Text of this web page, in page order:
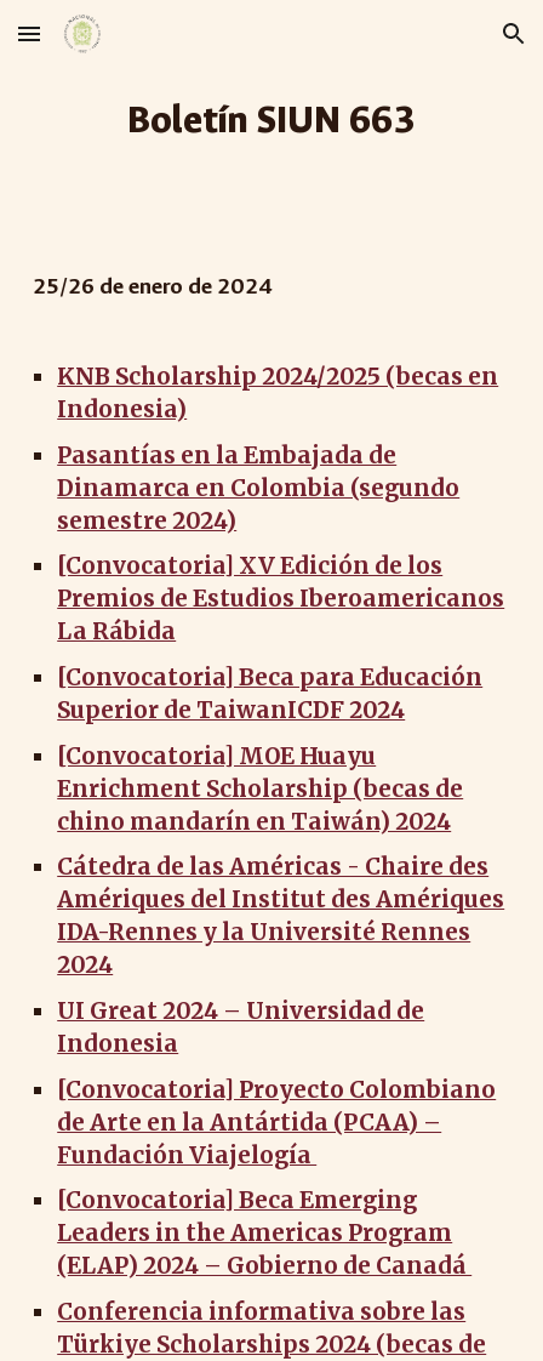
Skip to main content Skip to navigation
Boletín SIUN 663
25/26 de enero de 2024
KNB Scholarship 2024/2025 (becas en
Indonesia)
Pasantías en la Embajada de
Dinamarca en Colombia (segundo
semestre 2024)
[Convocatoria] XV Edición de los
Premios de Estudios Iberoamericanos
La Rábida
[Convocatoria] Beca para Educación
Superior de TaiwanICDF 2024
[Convocatoria] MOE Huayu
Enrichment Scholarship (becas de
chino mandarín en Taiwán) 2024
Cátedra de las Américas - Chaire des
Amériques del Institut des Amériques
IDA-Rennes y la Université Rennes
2024
UI Great 2024 – Universidad de
Indonesia
[Convocatoria] Proyecto Colombiano
de Arte en la Antártida (PCAA) –
Fundación Viajelogía
[Convocatoria] Beca Emerging
Leaders in the Americas Program
(ELAP) 2024 – Gobierno de Canadá
Conferencia informativa sobre las
Türkiye Scholarships 2024 (becas de